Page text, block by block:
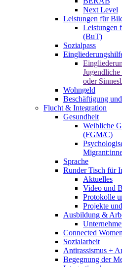
Next Level
Leistungen für
Leistungen
(BuT)
Sozialpass
oder
Wohngeld
Beschäftigung
Flucht & Integration
Gesundheit
Weibliche
(FGM/C)
Sprache
Runder Tisch für
Aktuelles
Video und
Protokolle
Projekte
Ausbildung &
Connected Women
Sozialarbeit
Antirassismus +
Begegnung der